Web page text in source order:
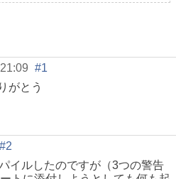
#1
がとう
#2
イルしたのですが（3つの警告